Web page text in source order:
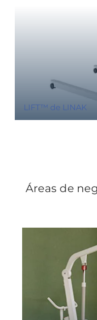
LIFT™ de LINAK
Áreas de